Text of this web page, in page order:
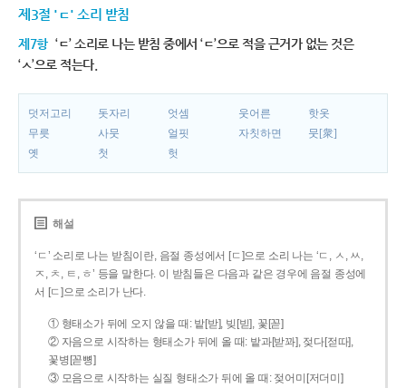
제3절 'ㄷ' 소리 받침
제7항 ‘ㄷ’ 소리로 나는 받침 중에서 ‘ㄷ’으로 적을 근거가 없는 것은
‘ㅅ’으로 적는다.
덧저고리 돗자리 엇셈 웃어른
핫옷
무릇
사뭇 얼핏 자칫하면
뭇[衆]
옛
첫 헛
해설
‘ㄷ’ 소리로 나는 받침이란, 음절 종성에서 [ㄷ]으로 소리 나는 ‘ㄷ, ㅅ, ㅆ,
ㅈ, ㅊ, ㅌ, ㅎ’ 등을 말한다. 이 받침들은 다음과 같은 경우에 음절 종성에
서 [ㄷ]으로 소리가 난다.
① 형태소가 뒤에 오지 않을 때: 밭[받], 빚[빋], 꽃[꼳]
② 자음으로 시작하는 형태소가 뒤에 올 때: 밭과[받꽈], 젖다[젇따],
꽃병[꼳뼝]
③ 모음으로 시작하는 실질 형태소가 뒤에 올 때: 젖어미[저더미]